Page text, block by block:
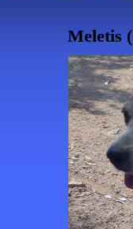
Meletis